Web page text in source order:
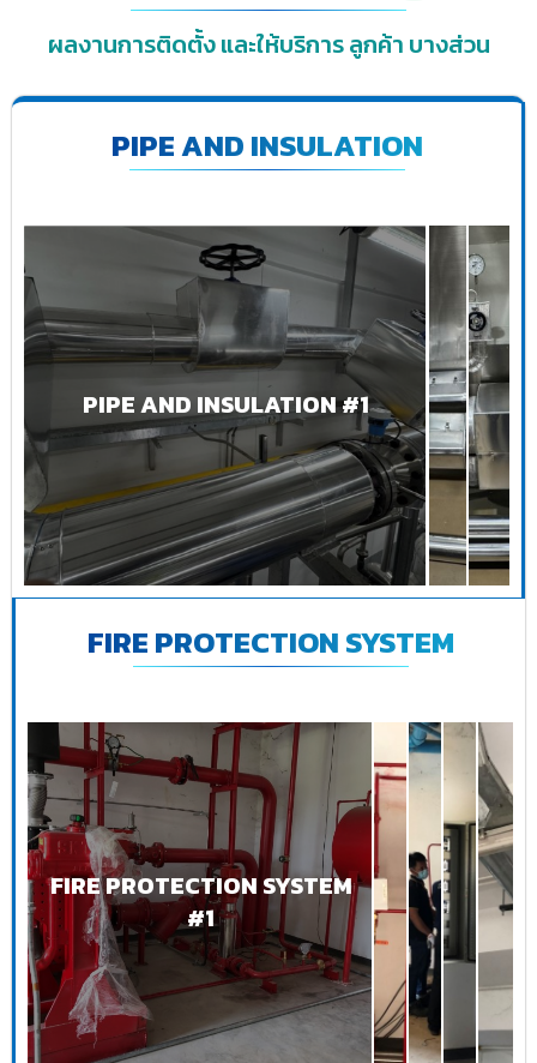
ผลงานการติดตั้ง และให้บริการ ลูกค้า บางส่วน
PIPE AND INSULATION
PIPE AND INSULATION #1
FIRE PROTECTION SYSTEM
FIRE PROTECTION SYSTEM
#1